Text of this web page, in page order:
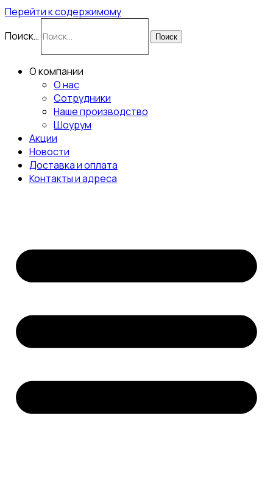
Перейти к содержимому
Поиск…
Поиск
О компании
О нас
Сотрудники
Наше производство
Шоурум
Акции
Новости
Доставка и оплата
Контакты и адреса